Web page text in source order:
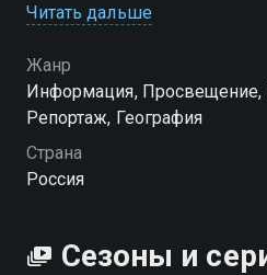
вы можете совершенно
качестве на Смотрёшке
Читать дальше
Жанр
Информация, Просвещение,
Репортаж, География
Страна
Россия
Сезоны и